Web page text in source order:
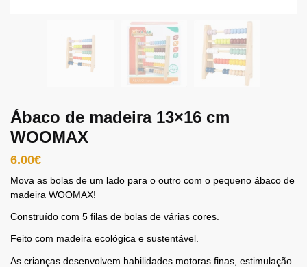
Ábaco de madeira 13×16 cm
WOOMAX
6.00€
Mova as bolas de um lado para o outro com o pequeno ábaco de
madeira WOOMAX!
Construído com 5 filas de bolas de várias cores.
Feito com madeira ecológica e sustentável.
As crianças desenvolvem habilidades motoras finas, estimulação